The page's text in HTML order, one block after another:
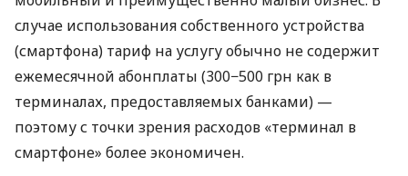
случае использования собственного устройства
(смартфона) тариф на услугу обычно не содержит
ежемесячной абонплаты (300−500 грн как в
терминалах, предоставляемых банками) —
поэтому с точки зрения расходов «терминал в
смартфоне» более экономичен.